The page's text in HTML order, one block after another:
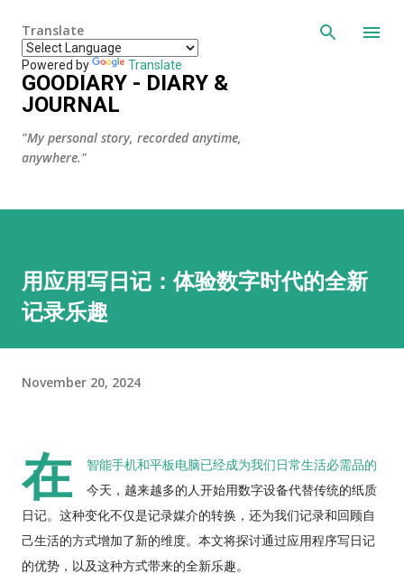
Translate
Powered by Translate
GOODIARY - DIARY &
JOURNAL
"My personal story, recorded anytime,
anywhere."
用应用写日记：体验数字时代的全新
记录乐趣
November 20, 2024
在
智能手机和平板电脑已经成为我们日常生活必需品的
今天，越来越多的人开始用数字设备代替传统的纸质
日记。这种变化不仅是记录媒介的转换，还为我们记录和回顾自
己生活的方式增加了新的维度。本文将探讨通过应用程序写日记
的优势，以及这种方式带来的全新乐趣。